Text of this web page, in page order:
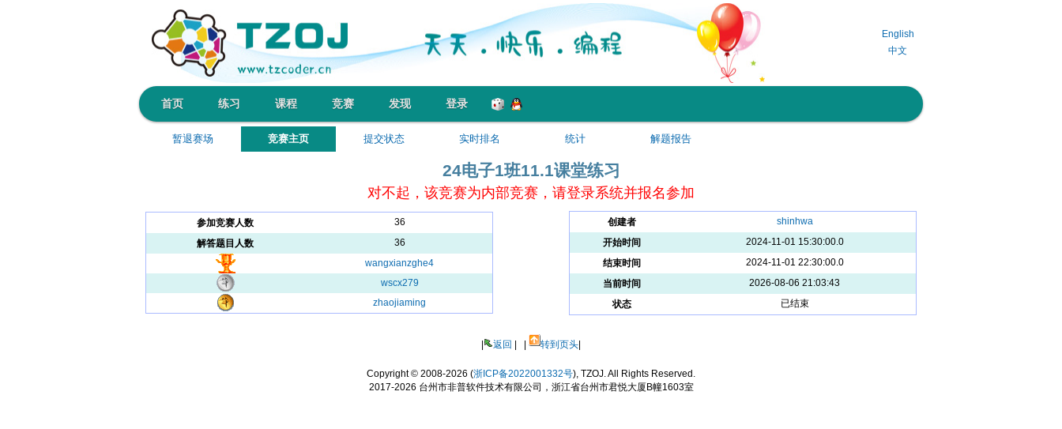
English
中文
首页 练习 课程 竞赛 发现 登录
暂退赛场 竞赛主页 提交状态 实时排名 统计 解题报告
24电子1班11.1课堂练习
对不起，该竞赛为内部竞赛，请登录系统并报名参加
参加竞赛人数
36
解答题目人数
36
wangxianzghe4
wscx279
zhaojiaming
创建者
shinhwa
开始时间
2024-11-01 15:30:00.0
结束时间
2024-11-01 22:30:00.0
当前时间
2026-08-06 21:03:43
状态
已结束
返回 转到页头
Copyright © 2008-2026 (浙ICP备2022001332号), TZOJ. All Rights Reserved.
2017-2026 台州市非普软件技术有限公司，浙江省台州市君悦大厦B幢1603室